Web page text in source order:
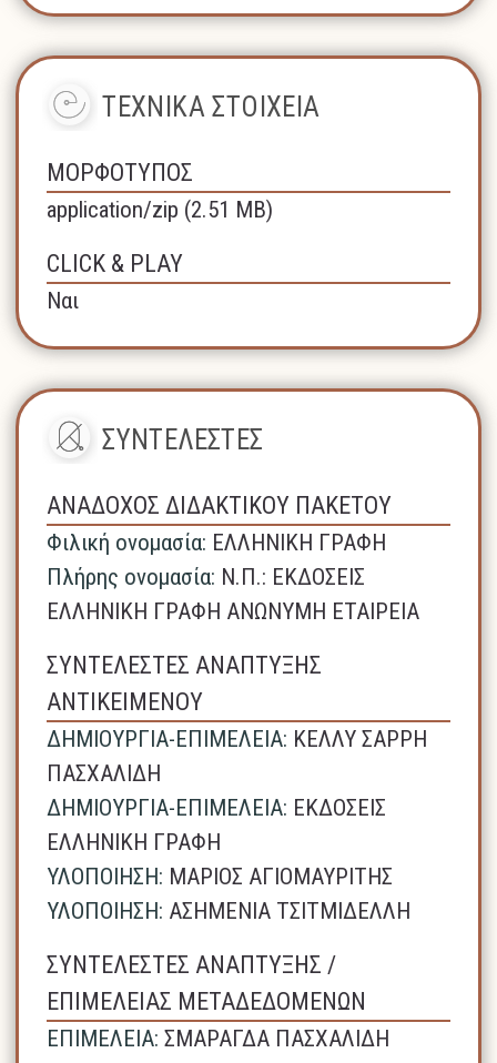
ΤΕΧΝΙΚΑ ΣΤΟΙΧΕΙΑ
ΜΟΡΦΟΤΥΠΟΣ
application/zip (2.51 MB)
CLICK & PLAY
Ναι
ΣΥΝΤΕΛΕΣΤΕΣ
ΑΝΑΔΟΧΟΣ ΔΙΔΑΚΤΙΚΟΥ ΠΑΚΕΤΟΥ
Φιλική ονομασία: ΕΛΛΗΝΙΚΗ ΓΡΑΦΗ
Πλήρης ονομασία: N.Π.: ΕΚΔΟΣΕΙΣ
ΕΛΛΗΝΙΚΗ ΓΡΑΦΗ ΑΝΩΝΥΜΗ ΕΤΑΙΡΕΙΑ
ΣΥΝΤΕΛΕΣΤΕΣ ΑΝΑΠΤΥΞΗΣ
ΑΝΤΙΚΕΙΜΕΝΟΥ
ΔΗΜΙΟΥΡΓΙΑ-ΕΠΙΜΕΛΕΙΑ: ΚΕΛΛΥ ΣΑΡΡΗ
ΠΑΣΧΑΛΙΔΗ
ΔΗΜΙΟΥΡΓΙΑ-ΕΠΙΜΕΛΕΙΑ: ΕΚΔΟΣΕΙΣ
ΕΛΛΗΝΙΚΗ ΓΡΑΦΗ
ΥΛΟΠΟΙΗΣΗ: ΜΑΡΙΟΣ ΑΓΙΟΜΑΥΡΙΤΗΣ
ΥΛΟΠΟΙΗΣΗ: ΑΣΗΜΕΝΙΑ ΤΣΙΤΜΙΔΕΛΛΗ
ΣΥΝΤΕΛΕΣΤΕΣ ΑΝΑΠΤΥΞΗΣ /
ΕΠΙΜΕΛΕΙΑΣ ΜΕΤΑΔΕΔΟΜΕΝΩΝ
ΕΠΙΜΕΛΕΙΑ: ΣΜΑΡΑΓΔΑ ΠΑΣΧΑΛΙΔΗ